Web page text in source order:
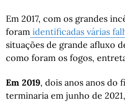
Em 2017, com os grandes
foram identificadas várias
situações de grande afluxo
como foram os fogos,
Em 2019, dois anos anos do
terminaria em junho de 2021,